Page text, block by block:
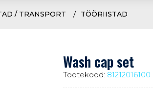
/ TRANSPORT TÖÖRIISTAD
Wash cap set
Tootekood: 81212016100